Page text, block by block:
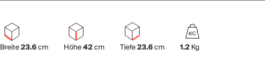
Breite23.6cm Höhe42cm Tiefe23.6cm 1.2Kg